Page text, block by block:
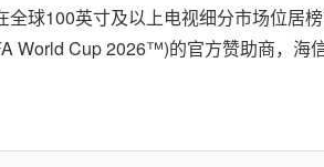
球100英寸及以上电视细分市场位
Cup 2026™)的官方赞助商，海